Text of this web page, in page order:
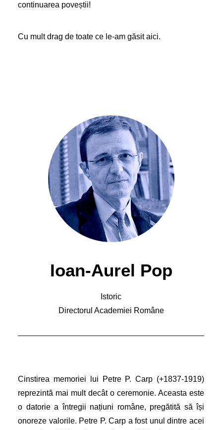
continuarea poveștii!
Cu mult drag de toate ce le-am găsit aici.
Ioan-Aurel Pop
Istoric
Directorul Academiei Române
Cinstirea memoriei lui Petre P. Carp (+1837-1919)
reprezintă mai mult decât o ceremonie. Aceasta este
o datorie a întregii națiuni române, pregătită să își
onoreze valorile. Petre P. Carp a fost unul dintre acei